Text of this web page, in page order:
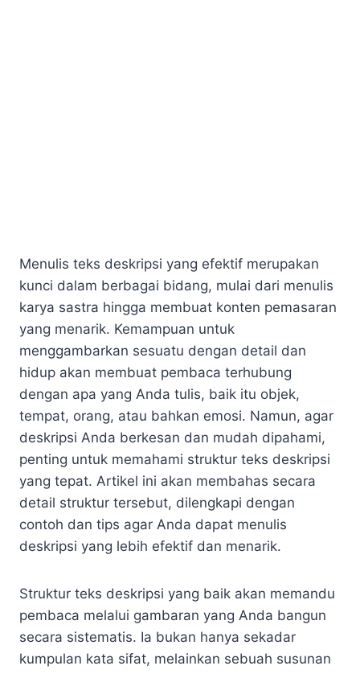
Menulis teks deskripsi yang efektif merupakan
kunci dalam berbagai bidang, mulai dari menulis
karya sastra hingga membuat konten pemasaran
yang menarik. Kemampuan untuk
menggambarkan sesuatu dengan detail dan
hidup akan membuat pembaca terhubung
dengan apa yang Anda tulis, baik itu objek,
tempat, orang, atau bahkan emosi. Namun, agar
deskripsi Anda berkesan dan mudah dipahami,
penting untuk memahami struktur teks deskripsi
yang tepat. Artikel ini akan membahas secara
detail struktur tersebut, dilengkapi dengan
contoh dan tips agar Anda dapat menulis
deskripsi yang lebih efektif dan menarik.
Struktur teks deskripsi yang baik akan memandu
pembaca melalui gambaran yang Anda bangun
secara sistematis. Ia bukan hanya sekadar
kumpulan kata sifat, melainkan sebuah susunan